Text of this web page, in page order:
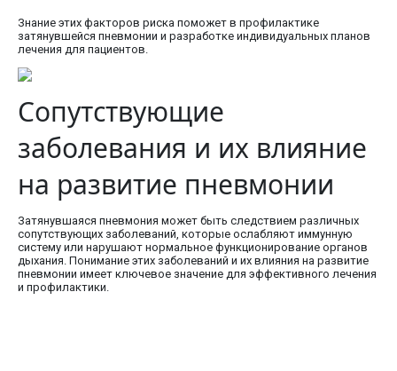
Знание этих факторов риска поможет в профилактике
затянувшейся пневмонии и разработке индивидуальных планов
лечения для пациентов.
Сопутствующие
заболевания и их влияние
на развитие пневмонии
Затянувшаяся пневмония может быть следствием различных
сопутствующих заболеваний, которые ослабляют иммунную
систему или нарушают нормальное функционирование органов
дыхания. Понимание этих заболеваний и их влияния на развитие
пневмонии имеет ключевое значение для эффективного лечения
и профилактики.